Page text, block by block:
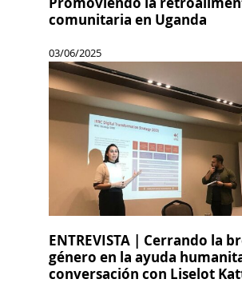
comunitaria en Uganda
03/06/2025
ENTREVISTA | Cerrando la
género en la ayuda
conversación con Liselot